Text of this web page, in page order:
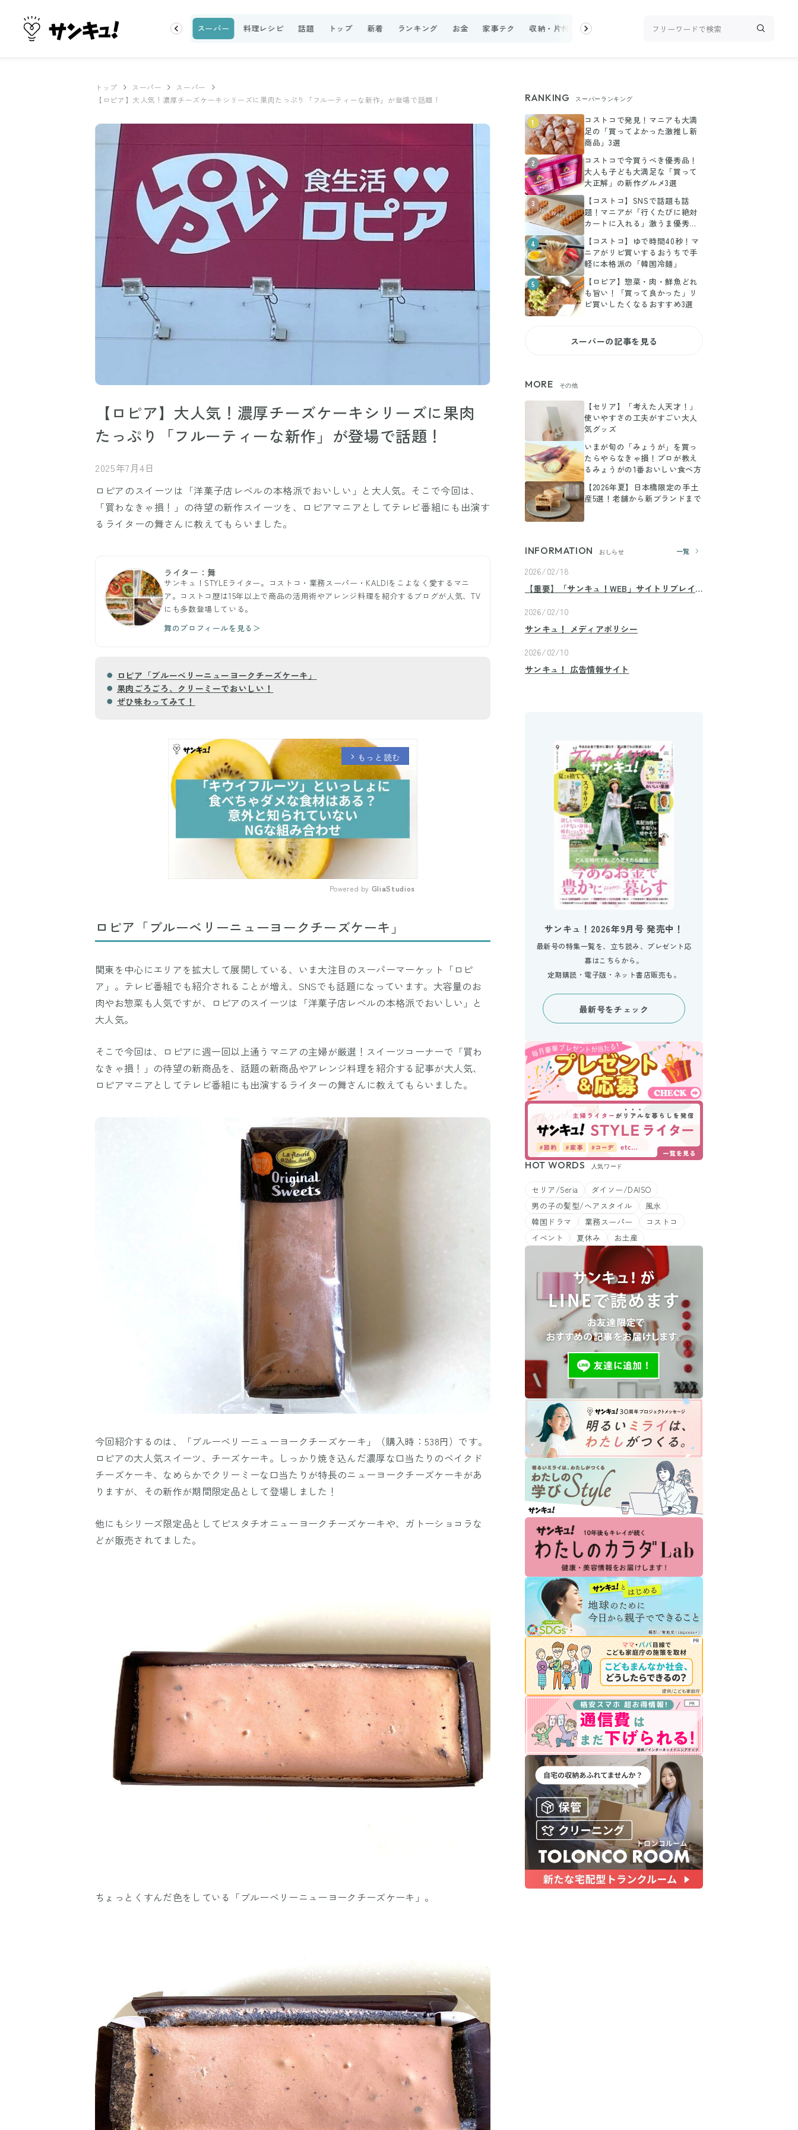
収納・片付け ビューティ 100均・雑貨 スーパー 料理レシピ 話題 トップ 新着 ランキング お金 家事テク 収納・片付け 100均・雑貨 スーパー 料理レシピ
トップ スーパー
スーパー
【ロピア】大人気！濃厚チーズケーキシリーズに果肉たっぷり「フルーティーな新作」が登場で話題！
【ロピア】大人気！濃厚チーズケーキシリーズに果肉
たっぷり「フルーティーな新作」が登場で話題！
2025年7月4日
ロピアのスイーツは「洋菓子店レベルの本格派でおいしい」と大人気。そこで今回は、
「買わなきゃ損！」の待望の新作スイーツを、ロピアマニアとしてテレビ番組にも出演す
るライターの舞さんに教えてもらいました。
ライター：舞
サンキュ！STYLEライター。コストコ・業務スーパー・KALDIをこよなく愛するマニ
ア。コストコ歴は15年以上で商品の活用術やアレンジ料理を紹介するブログが人気、TV
にも多数登場している。
舞のプロフィールを見る＞
ロピア「ブルーベリーニューヨークチーズケーキ」
果肉ごろごろ、クリーミーでおいしい！
ぜひ味わってみて！
arrow_forward_ios もっと読む
Mute
Powered by GliaStudios
ロピア「ブルーベリーニューヨークチーズケーキ」
関東を中心にエリアを拡大して展開している、いま大注目のスーパーマーケット「ロピ
ア」。テレビ番組でも紹介されることが増え、SNSでも話題になっています。大容量のお
肉やお惣菜も人気ですが、ロピアのスイーツは「洋菓子店レベルの本格派でおいしい」と
大人気。
そこで今回は、ロピアに週一回以上通うマニアの主婦が厳選！スイーツコーナーで「買わ
なきゃ損！」の待望の新商品を、話題の新商品やアレンジ料理を紹介する記事が大人気、
ロピアマニアとしてテレビ番組にも出演するライターの舞さんに教えてもらいました。
今回紹介するのは、「ブルーベリーニューヨークチーズケーキ」（購入時：538円）です。
ロピアの大人気スイーツ、チーズケーキ。しっかり焼き込んだ濃厚な口当たりのベイクド
チーズケーキ、なめらかでクリーミーな口当たりが特長のニューヨークチーズケーキがあ
りますが、その新作が期間限定品として登場しました！
他にもシリーズ限定品としてピスタチオニューヨークチーズケーキや、ガトーショコラな
どが販売されてました。
ちょっとくすんだ色をしている「ブルーベリーニューヨークチーズケーキ」。
RANKING スーパーランキング
1
コストコで発見！マニアも大満
足の「買ってよかった激推し新
商品」3選
2
コストコで今買うべき優秀品！
大人も子ども大満足な「買って
大正解」の新作グルメ3選
3
【コストコ】SNSで話題も話
題！マニアが「行くたびに絶対
カートに入れる」激うま優秀グ
4
【コストコ】ゆで時間40秒！マ
ニアがリピ買いするおうちで手
軽に本格派の「韓国冷麺」
5
【ロピア】惣菜・肉・鮮魚どれ
も旨い！「買って良かった」リ
ピ買いしたくなるおすすめ3選
スーパーの記事を見る
MORE その他
【セリア】「考えた人天才！」
使いやすさの工夫がすごい大人
気グッズ
いまが旬の「みょうが」を買っ
たらやらなきゃ損！プロが教え
るみょうがの1番おいしい食べ方
【2026年夏】日本橋限定の手土
産5選！老舗から新ブランドまで
INFORMATION おしらせ 一覧
2026/02/18
【重要】「サンキュ！WEB」サイトリプレイ
2026/02/10
サンキュ！ メディアポリシー
2026/02/10
サンキュ！ 広告情報サイト
サンキュ！2026年9月号 発売中！
最新号の特集一覧を、立ち読み、プレゼント応
募はこちらから。
定期購読・電子版・ネット書店販売も。
最新号をチェック
HOT WORDS 人気ワード
セリア/Seria
ダイソー/DAISO
男の子の髪型/ヘアスタイル
風水
韓国ドラマ
業務スーパー
コストコ
イベント
夏休み お土産